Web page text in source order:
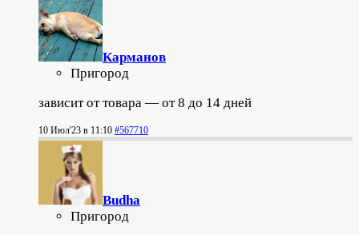
Карманов
Пригород
зависит от товара — от 8 до 14 дней
10 Июл'23 в 11:10 #567710
Budha
Пригород